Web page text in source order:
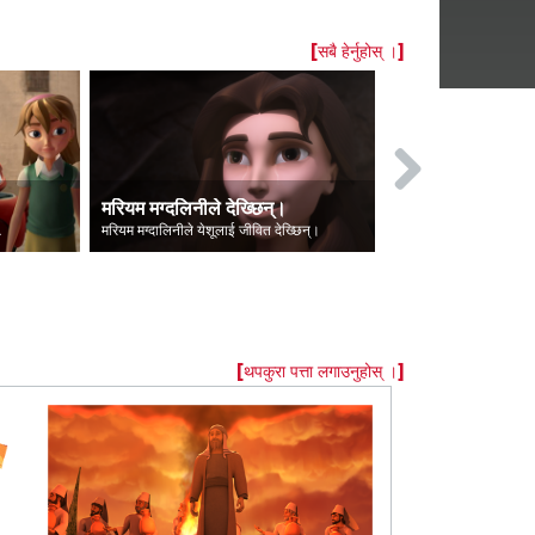
[सबै हेर्नुहोस् ।]
मरियम मग्‍दलिनीले देख्छिन्।
मरियम मग्दालिनीले येशूलाई जीवित देख्छिन्।
[थपकुरा पत्ता लगाउनुहोस् ।]